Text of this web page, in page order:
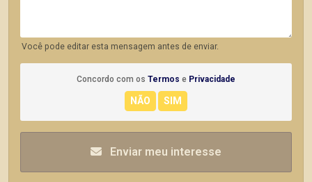
Você pode editar esta mensagem antes de enviar.
Concordo com os Termos e Privacidade
Enviar meu interesse